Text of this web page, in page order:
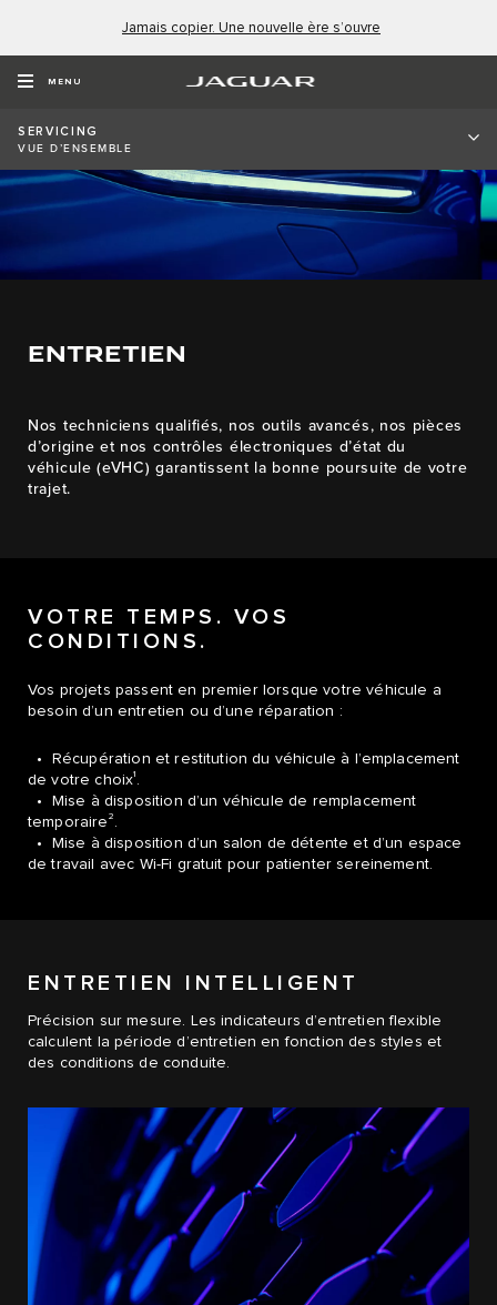
Jamais copier. Une nouvelle ère s’ouvre
MENU
SERVICING
VUE D’ENSEMBLE
ENTRETIEN
Nos techniciens qualifiés, nos outils avancés, nos pièces
d’origine et nos contrôles électroniques d’état du
véhicule (eVHC) garantissent la bonne poursuite de votre
trajet.
VOTRE TEMPS. VOS
CONDITIONS.
Vos projets passent en premier lorsque votre véhicule a
besoin d’un entretien ou d’une réparation :
• Récupération et restitution du véhicule à l’emplacement
de votre choix1
• Mise à disposition d’un véhicule de remplacement
temporaire 2
• Mise à disposition d’un salon de détente et d’un espace
de travail avec Wi-Fi gratuit pour patienter sereinement.
ENTRETIEN INTELLIGENT
Précision sur mesure. Les indicateurs d’entretien flexible
calculent la période d’entretien en fonction des styles et
des conditions de conduite.